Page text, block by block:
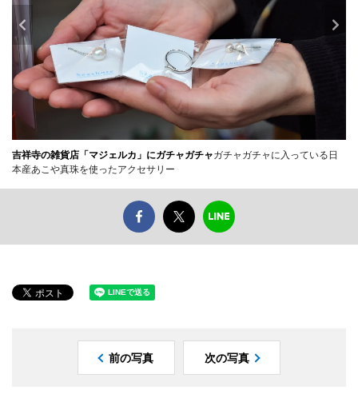
吉祥寺の雑貨店「マジェルカ」にガチャガチャガチャガチャに入っている日
本産あこや真珠を使ったアクセサリー
前の写真 次の写真